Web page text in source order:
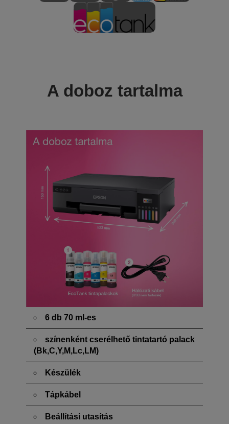
A doboz tartalma
6 db 70 ml-es
színenként cserélhető tintatartó palack
(Bk,C,Y,M,Lc,LM)
Készülék
Tápkábel
Beállítási utasítás